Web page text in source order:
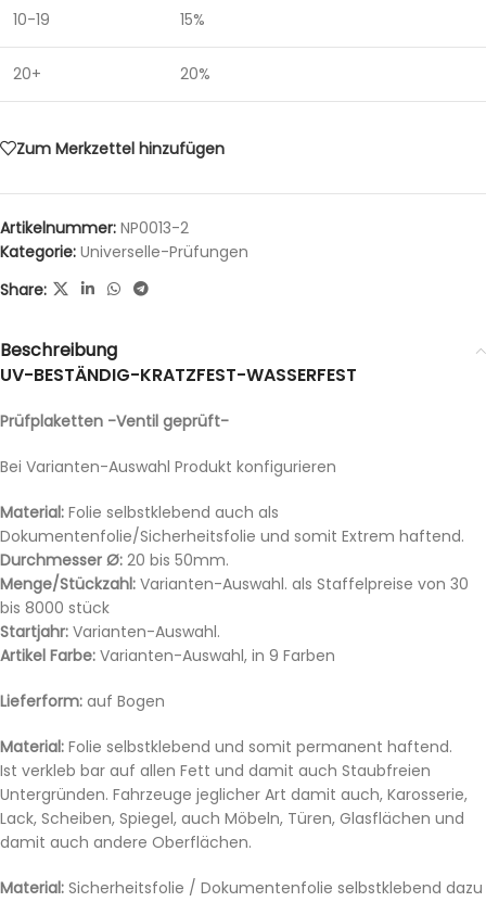
10-19 15%
20+ 20%
Zum Merkzettel hinzufügen
Artikelnummer: NP0013-2
Kategorie: Universelle-Prüfungen
Share:
Beschreibung
UV-BESTÄNDIG-KRATZFEST-WASSERFEST
Prüfplaketten -Ventil geprüft-
Bei Varianten-Auswahl Produkt konfigurieren
Material: Folie selbstklebend auch als
Dokumentenfolie/Sicherheitsfolie und somit Extrem haftend.
Durchmesser Ø: 20 bis 50mm.
Menge/Stückzahl: Varianten-Auswahl. als Staffelpreise von 30
bis 8000 stück
Startjahr: Varianten-Auswahl.
Artikel Farbe: Varianten-Auswahl, in 9 Farben
Lieferform: auf Bogen
Material: Folie selbstklebend und somit permanent haftend.
Ist verkleb bar auf allen Fett und damit auch Staubfreien
Untergründen. Fahrzeuge jeglicher Art damit auch, Karosserie,
Lack, Scheiben, Spiegel, auch Möbeln, Türen, Glasflächen und
damit auch andere Oberflächen.
Material: Sicherheitsfolie / Dokumentenfolie selbstklebend dazu